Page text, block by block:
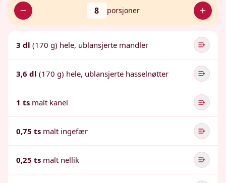
8 porsjoner
3 dl (170 g) hele, ublansjerte mandler
3,6 dl (170 g) hele, ublansjerte hasselnøtter
1 ts malt kanel
0,75 ts malt ingefær
0,25 ts malt nellik